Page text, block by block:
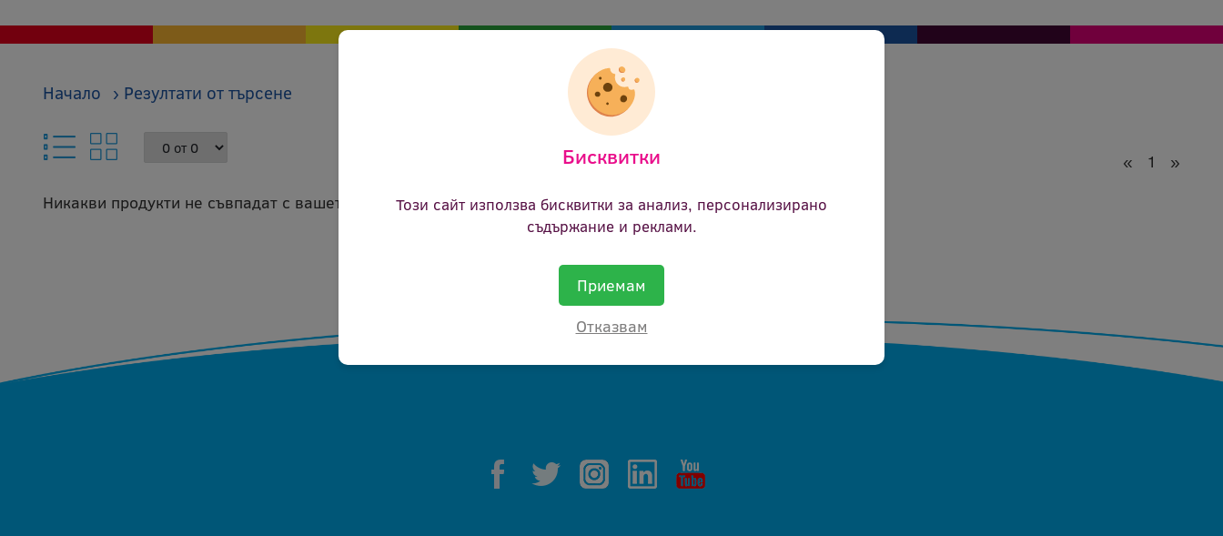
Начало › Резултати от търсене
« 1
»
Никакви продукти не съвпадат с вашето запитване.
Бисквитки
Този сайт използва бисквитки за анализ, персонализирано
съдържание и реклами.
Приемам
Отказвам